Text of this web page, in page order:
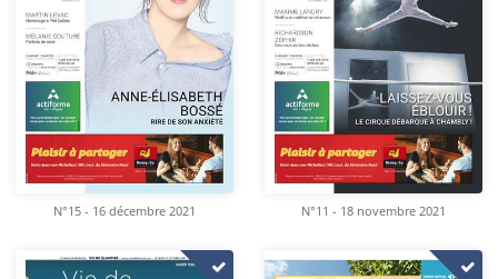
N°15 - 16 décembre 2021 N°11 - 18 novembre 2021